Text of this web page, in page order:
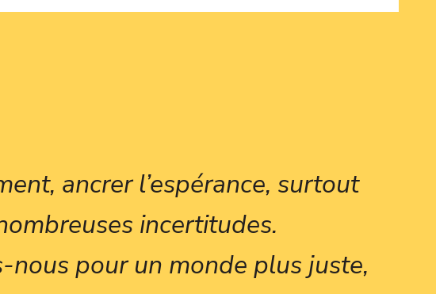
ancrer l’espérance, surtout
incertitudes.
nous pour un monde plus juste,